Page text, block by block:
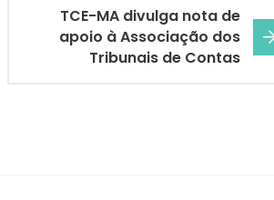
TCE-MA divulga nota de
apoio à Associação dos
Tribunais de Contas